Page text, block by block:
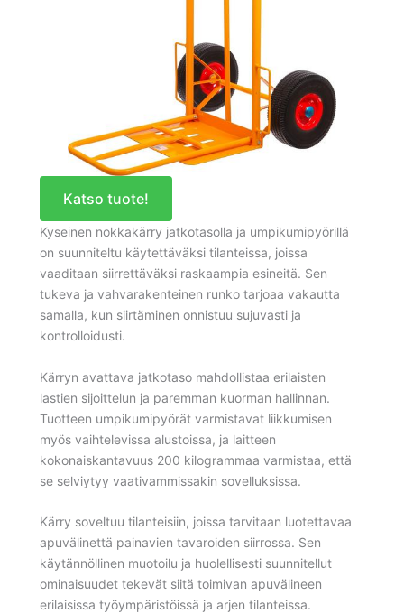
Katso tuote!
Kyseinen nokkakärry jatkotasolla ja umpikumipyörillä
on suunniteltu käytettäväksi tilanteissa, joissa
vaaditaan siirrettäväksi raskaampia esineitä. Sen
tukeva ja vahvarakenteinen runko tarjoaa vakautta
samalla, kun siirtäminen onnistuu sujuvasti ja
kontrolloidusti.
Kärryn avattava jatkotaso mahdollistaa erilaisten
lastien sijoittelun ja paremman kuorman hallinnan.
Tuotteen umpikumipyörät varmistavat liikkumisen
myös vaihtelevissa alustoissa, ja laitteen
kokonaiskantavuus 200 kilogrammaa varmistaa, että
se selviytyy vaativammissakin sovelluksissa.
Kärry soveltuu tilanteisiin, joissa tarvitaan luotettavaa
apuvälinettä painavien tavaroiden siirrossa. Sen
käytännöllinen muotoilu ja huolellisesti suunnitellut
ominaisuudet tekevät siitä toimivan apuvälineen
erilaisissa työympäristöissä ja arjen tilanteissa.